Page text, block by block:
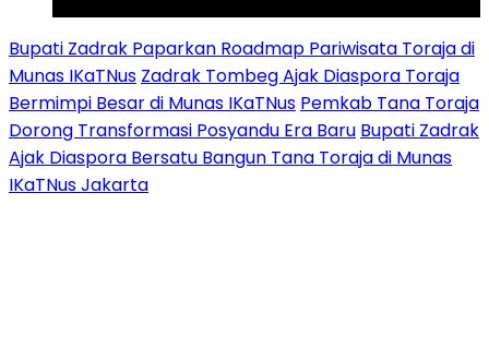
Bupati Zadrak Paparkan Roadmap Pariwisata Toraja di
Munas IKaTNus Zadrak Tombeg Ajak Diaspora Toraja
Bermimpi Besar di Munas IKaTNus Pemkab Tana Toraja
Dorong Transformasi Posyandu Era Baru Bupati Zadrak
Ajak Diaspora Bersatu Bangun Tana Toraja di Munas
IKaTNus Jakarta